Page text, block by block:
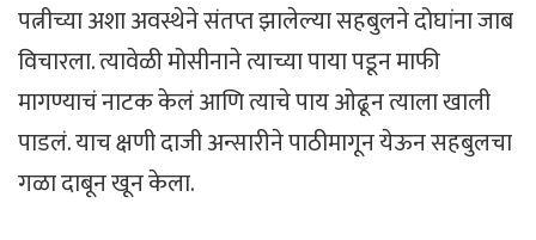
पत्नीच्या अशा अवस्थेने संतप्त झालेल्या सहबुलने दोघांना जाब
विचारला. त्यावेळी मोसीनाने त्याच्या पाया पडून माफी
मागण्याचं नाटक केलं आणि त्याचे पाय ओढून त्याला खाली
पाडलं. याच क्षणी दाजी अन्सारीने पाठीमागून येऊन सहबुलचा
गळा दाबून खून केला.